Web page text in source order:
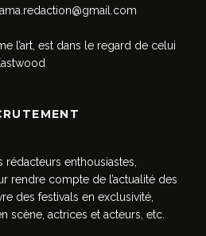
l’art, est dans le regard de celui
enthousiastes,
rendre compte de l’actualité des
des festivals en exclusivité,
scène, actrices et acteurs, etc.